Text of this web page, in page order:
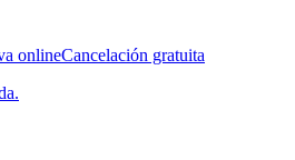
onlineCancelación gratuita